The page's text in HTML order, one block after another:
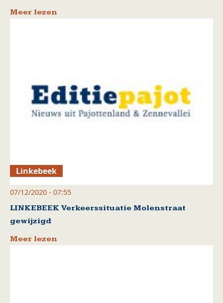
Meer lezen
Linkebeek
07/12/2020 - 07:55
LINKEBEEK Verkeerssituatie Molenstraat
gewijzigd
Meer lezen